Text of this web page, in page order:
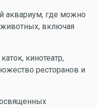
аквариум, где можно
включая
кинотеатр,
ресторанов и